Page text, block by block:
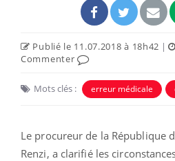
Publié le 11.07.2018 à 18h42 |
Commenter
Mots clés : erreur médicale
Le procureur de la République
Renzi, a clarifié les